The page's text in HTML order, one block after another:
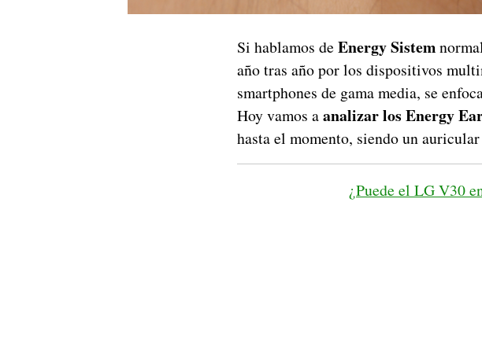
Si hablamos de Energy Sistem
año tras año por los dispositivos
smartphones de gama media, se
Hoy vamos aanalizar los Energy
hasta el momento, siendo un
¿Puede el LG V30